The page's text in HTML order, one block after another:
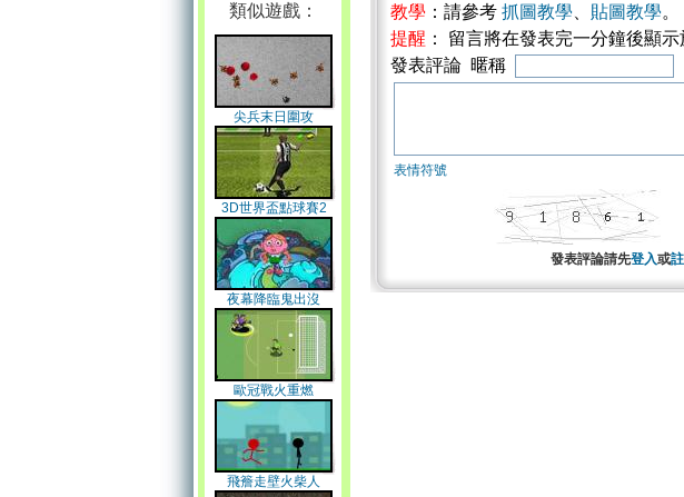
類似遊戲：
尖兵末日圍攻
3D世界盃點球賽2
夜幕降臨鬼出沒
歐冠戰火重燃
飛簷走壁火柴人
教學 ：請參考 抓圖教學 貼圖教學。
提醒 ： 留言將在發表完一分鐘後顯
發表評論 暱稱
表情符號
發表評論請先登入或